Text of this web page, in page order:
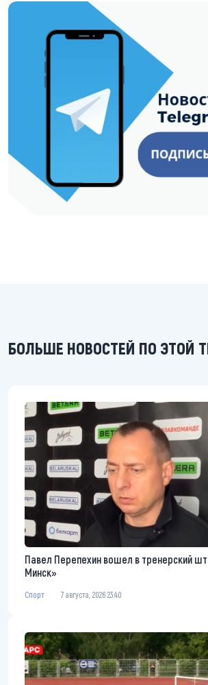
https://t.me/minskctvby
БОЛЬШЕ НОВОСТЕЙ ПО ЭТОЙ
Павел Перепехин вошел в тренерский
Минск»
Спорт 7 августа, 2026 23:40